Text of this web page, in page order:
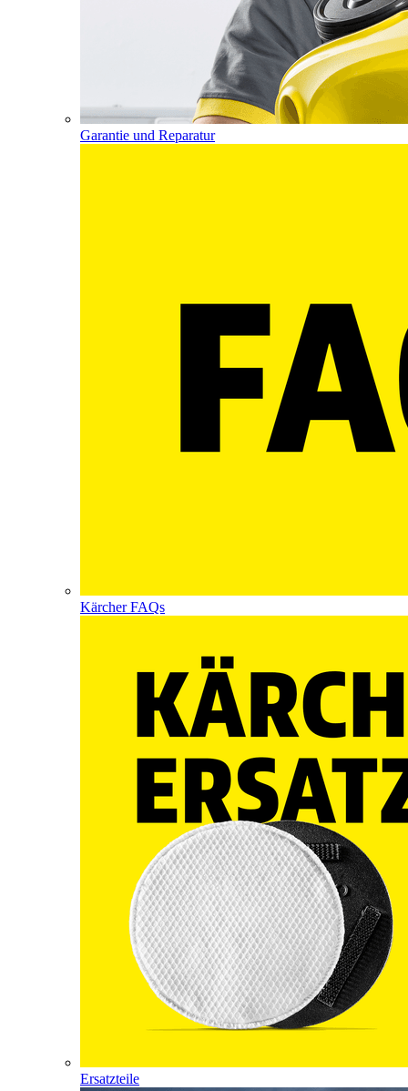
Garantie und Reparatur
Kärcher FAQs
Ersatzteile